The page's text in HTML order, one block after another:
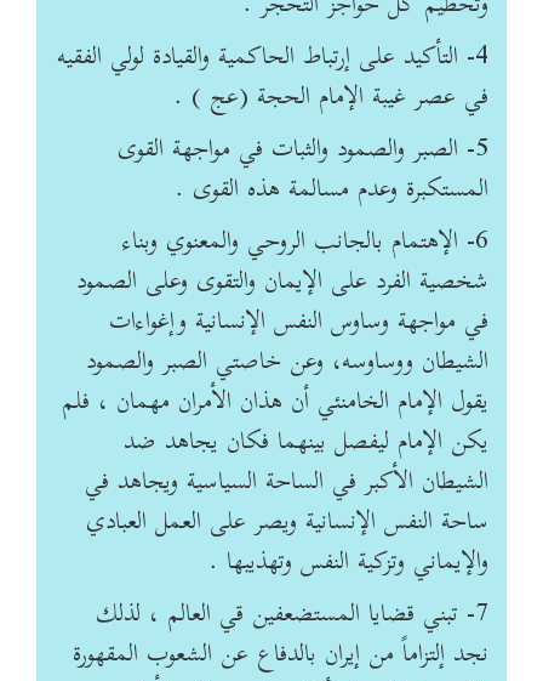
4- التأكيد على إرتباط الحاكمية والقيادة لولي الفقيه
في عصر غيبة الإمام الحجة (عج ) .
5- الصبر والصمود والثبات في مواجهة القوى
المستكبرة وعدم مسالمة هذه القوى .
6- الإهتمام بالجانب الروحي والمعنوي وبناء
شخصية الفرد على الإيمان والتقوى وعلى الصمود
في مواجهة وساوس النفس الإنسانية وإغواءات
الشيطان ووساوسه، وعن خاصتي الصبر والصمود
يقول الإمام الخامنئي أن هذان الأمران مهمان ، فلم
يكن الإمام ليفصل بينهما فكان يجاهد ضد
الشيطان الأكبر في الساحة السياسية ويجاهد في
ساحة النفس الإنسانية ويصر على العمل العبادي
والإيماني وتزكية النفس وتهذيبها .
7- تبني قضايا المستضعفين قي العالم ، لذلك
نجد إلتزاماً من إيران بالدفاع عن الشعوب المقهورة